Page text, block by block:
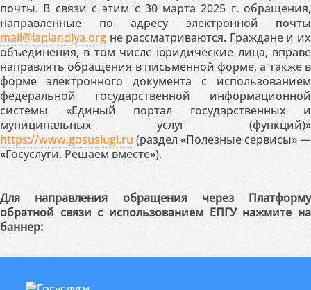
почты. В связи с этим с 30 марта 2025 г. обращения,
направленные по адресу электронной почты
mail@laplandiya.org не рассматриваются. Граждане и их
объединения, в том числе юридические лица, вправе
направлять обращения в письменной форме, а также в
форме электронного документа с использованием
федеральной государственной информационной
системы «Единый портал государственных и
муниципальных услуг (функций)»
https://www.gosuslugi.ru (раздел «Полезные сервисы» —
«Госуслуги. Решаем вместе»).
Для направления обращения через Платформу
обратной связи с использованием ЕПГУ нажмите на
баннер: